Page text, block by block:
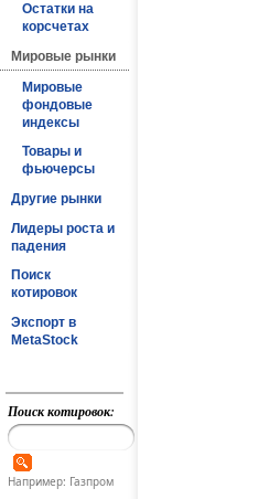
Остатки на
корсчетах
Мировые рынки
Мировые
фондовые
индексы
Товары и
фьючерсы
Другие рынки
Лидеры роста и
падения
Поиск
котировок
Экспорт в
MetaStock
Поиск котировок:
Например: Газпром